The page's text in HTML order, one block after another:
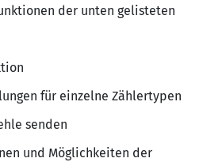
der unten gelisteten
für einzelne Zählertypen
senden
und Möglichkeiten der